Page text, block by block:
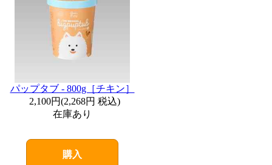
パップタブ - 800g［チキン］
2,100円(2,268円 税込)
在庫あり
購入